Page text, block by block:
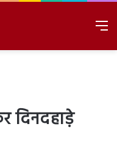
दिनदहाड़े